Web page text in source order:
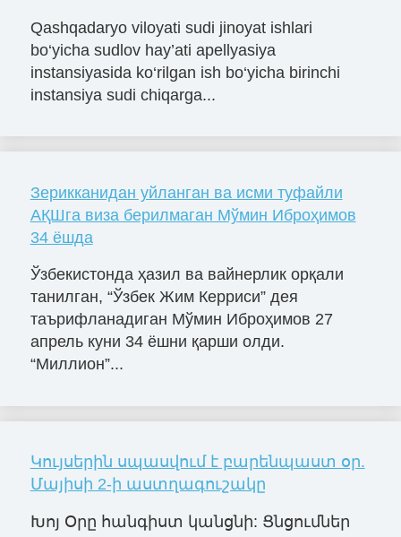
Qashqadaryo viloyati sudi jinoyat ishlari
bo‘yicha sudlov hay’ati apellyasiya
instansiyasida ko‘rilgan ish bo‘yicha birinchi
instansiya sudi chiqarga...
Зерикканидан уйланган ва исми туфайли
АҚШга виза берилмаган Мўмин Иброҳимов
34 ёшда
Ўзбекистонда ҳазил ва вайнерлик орқали
танилган, “Ўзбек Жим Керриси” дея
таърифланадиган Мўмин Иброҳимов 27
апрель куни 34 ёшни қарши олди.
“Миллион”...
Կույսերին սպասվում է բարենպաստ օր.
Մայիսի 2-ի աստղագուշակը
Խոյ Օրը հանգիստ կանցնի: Ցնցումներ